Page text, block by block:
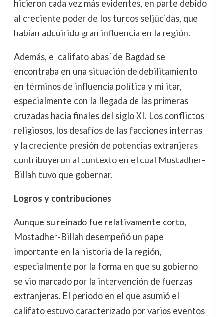
hicieron cada vez más evidentes, en parte debido
al creciente poder de los turcos seljúcidas, que
habían adquirido gran influencia en la región.
Además, el califato abasí de Bagdad se
encontraba en una situación de debilitamiento
en términos de influencia política y militar,
especialmente con la llegada de las primeras
cruzadas hacia finales del siglo XI. Los conflictos
religiosos, los desafíos de las facciones internas
y la creciente presión de potencias extranjeras
contribuyeron al contexto en el cual Mostadher-
Billah tuvo que gobernar.
Logros y contribuciones
Aunque su reinado fue relativamente corto,
Mostadher-Billah desempeñó un papel
importante en la historia de la región,
especialmente por la forma en que su gobierno
se vio marcado por la intervención de fuerzas
extranjeras. El periodo en el que asumió el
califato estuvo caracterizado por varios eventos